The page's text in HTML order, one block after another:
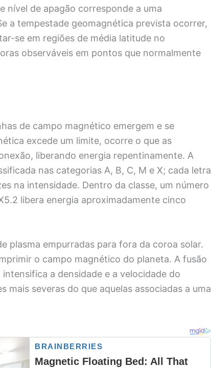
nível de apagão corresponde a uma
a tempestade geomagnética prevista ocorrer,
se em regiões de média latitude no
observáveis em pontos que normalmente
de campo magnético emergem e se
excede um limite, ocorre o que as
liberando energia repentinamente. A
nas categorias A, B, C, M e X; cada letra
na intensidade. Dentro da classe, um número
libera energia aproximadamente cinco
plasma empurradas para fora da coroa solar.
o campo magnético do planeta. A fusão
a densidade e a velocidade do
mais severas do que aquelas associadas a uma